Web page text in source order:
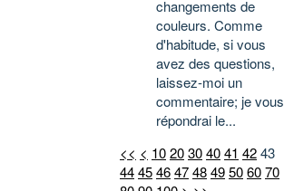
changements de
couleurs. Comme
d'habitude, si vous
avez des questions,
laissez-moi un
commentaire; je vous
répondrai le...
<< < 1020304041 4243
444546474849506070